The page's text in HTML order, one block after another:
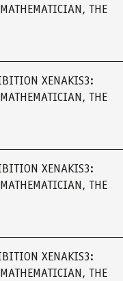
THE
XENAKIS3:
THE
XENAKIS3:
THE
XENAKIS3:
THE